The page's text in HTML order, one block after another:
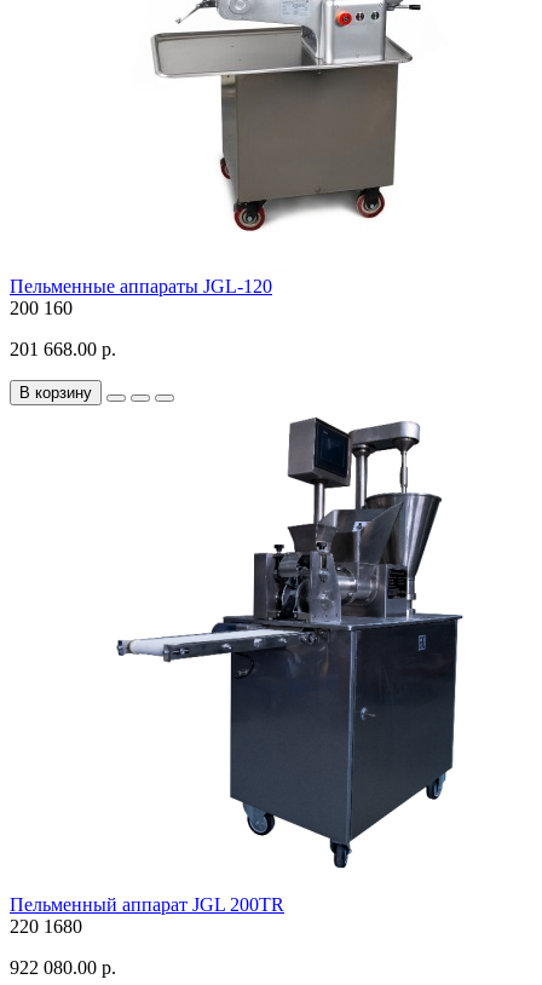
Пельменные аппараты JGL-120
200 160
201 668.00 р.
В корзину
Пельменный аппарат JGL 200TR
220 1680
922 080.00 р.